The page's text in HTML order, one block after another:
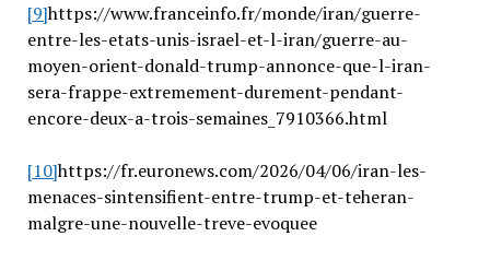
[9]https://www.franceinfo.fr/monde/iran/guerre-
entre-les-etats-unis-israel-et-l-iran/guerre-au-
moyen-orient-donald-trump-annonce-que-l-iran-
sera-frappe-extremement-durement-pendant-
encore-deux-a-trois-semaines_7910366.html
[10]https://fr.euronews.com/2026/04/06/iran-les-
menaces-sintensifient-entre-trump-et-teheran-
malgre-une-nouvelle-treve-evoquee